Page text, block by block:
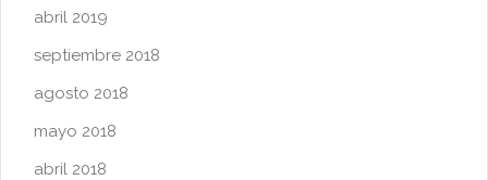
abril 2019
septiembre 2018
agosto 2018
mayo 2018
abril 2018